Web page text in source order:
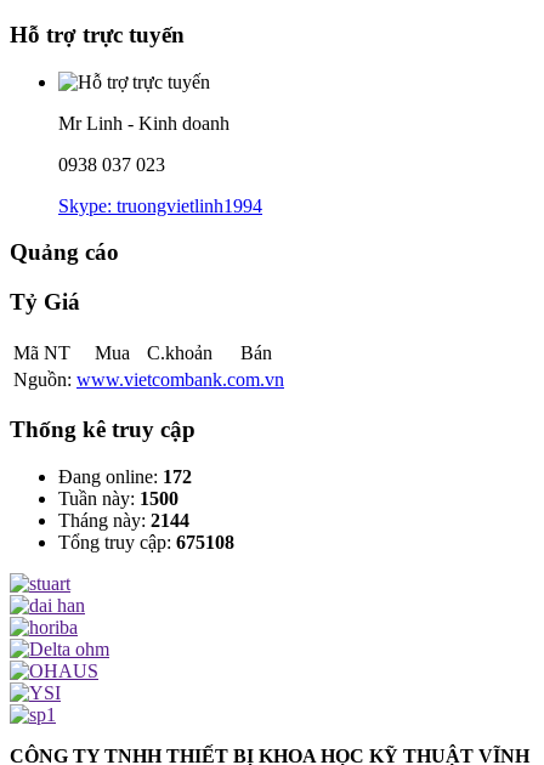
Hỗ trợ trực tuyến
Mr Linh - Kinh doanh
0938 037 023
Skype: truongvietlinh1994
Quảng cáo
Tỷ Giá
Mã NT Mua C.khoản
Bán
Nguồn: www.vietcombank.com.vn
Thống kê truy cập
Đang online: 172
Tuần này: 1500
Tháng này: 2144
Tổng truy cập: 675108
CÔNG TY TNHH THIẾT BỊ KHOA HỌC KỸ THUẬT VĨNH